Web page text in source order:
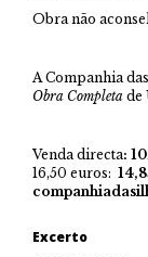
Obra não
A Companhia
Obra Completa de
Venda directa:
16,50 euros:
Excerto